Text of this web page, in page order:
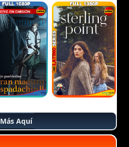
Más Aquí